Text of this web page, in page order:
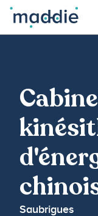
Saubrigues